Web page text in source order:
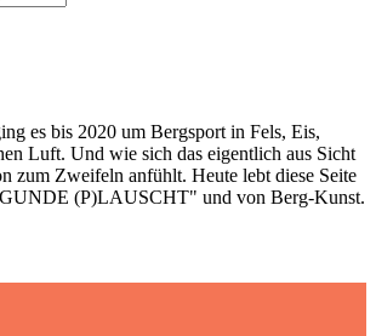
es bis 2020 um Bergsport in Fels, Eis,
Luft. Und wie sich das eigentlich aus Sicht
zum Zweifeln anfühlt. Heute lebt diese Seite
(P)LAUSCHT" und von Berg-Kunst.